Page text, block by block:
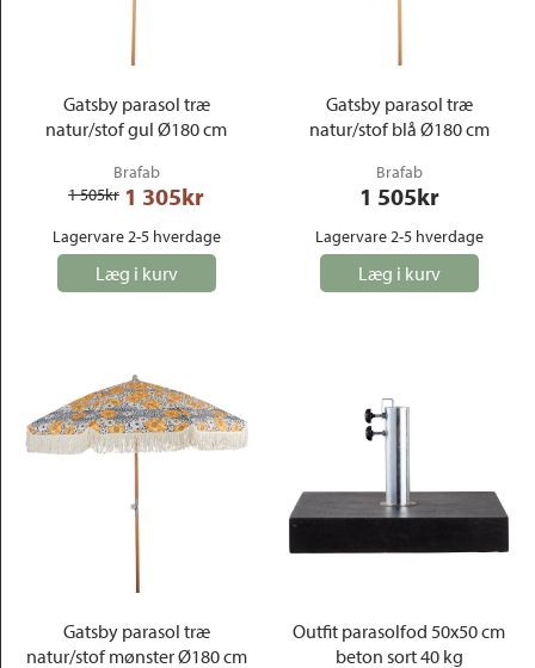
Gatsby parasol træ
natur/stof gul Ø180 cm
Brafab
1 505kr 1 305kr
Lagervare 2-5 hverdage
Læg i kurv
Gatsby parasol træ
natur/stof blå Ø180 cm
Brafab
1 505kr
Lagervare 2-5 hverdage
Læg i kurv
Gatsby parasol træ
natur/stof mønster Ø180 cm
Outfit parasolfod 50x50 cm
beton sort 40 kg